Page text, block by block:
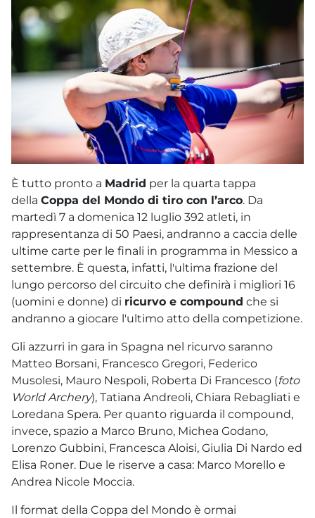
È tutto pronto a Madrid per la quarta tappa
della Coppa del Mondo di tiro con l’arco. Da
martedì 7 a domenica 12 luglio 392 atleti, in
rappresentanza di 50 Paesi, andranno a caccia delle
ultime carte per le finali in programma in Messico a
settembre. È questa, infatti, l'ultima frazione del
lungo percorso del circuito che definirà i migliori 16
(uomini e donne) di ricurvo e compound che si
andranno a giocare l'ultimo atto della competizione.
Gli azzurri in gara in Spagna nel ricurvo saranno
Matteo Borsani, Francesco Gregori, Federico
Musolesi, Mauro Nespoli, Roberta Di Francesco (foto
World Archery), Tatiana Andreoli, Chiara Rebagliati e
Loredana Spera. Per quanto riguarda il compound,
invece, spazio a Marco Bruno, Michea Godano,
Lorenzo Gubbini, Francesca Aloisi, Giulia Di Nardo ed
Elisa Roner. Due le riserve a casa: Marco Morello e
Andrea Nicole Moccia.
Il format della Coppa del Mondo è ormai